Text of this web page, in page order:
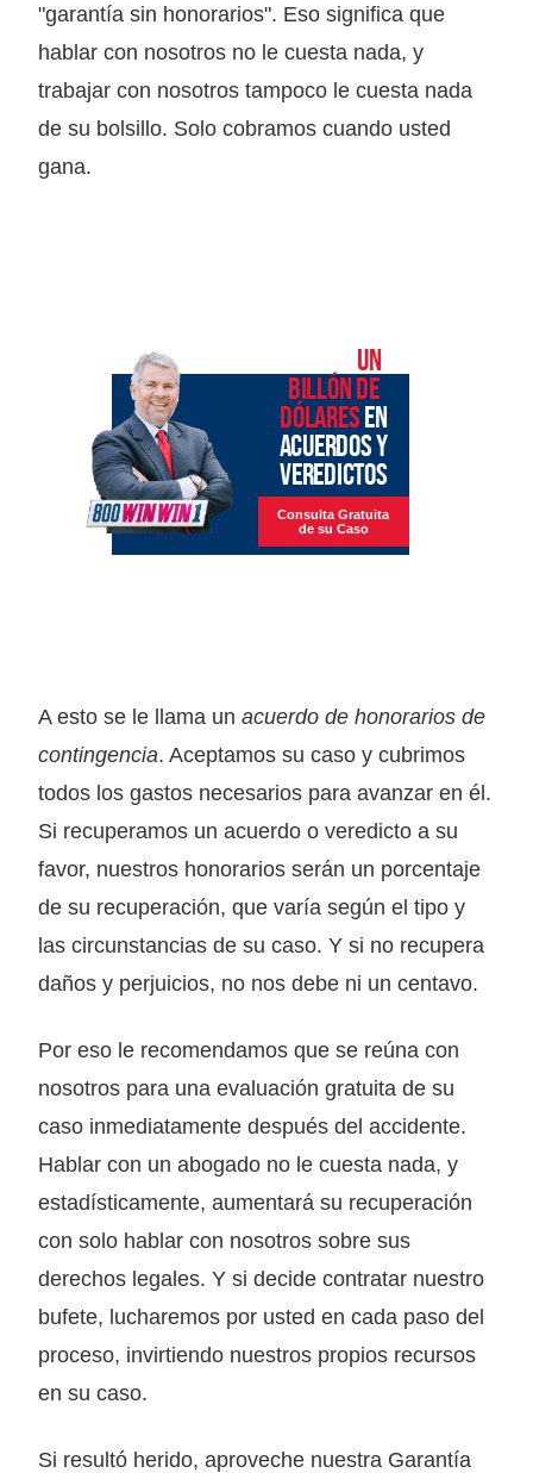
"garantía sin honorarios". Eso significa que
hablar con nosotros no le cuesta nada, y
trabajar con nosotros tampoco le cuesta nada
de su bolsillo. Solo cobramos cuando usted
gana.
UN
BILLÓN DE
DÓLARESEN
ACUERDOS Y
VEREDICTOS
Consulta Gratuita
de su Caso
A esto se le llama un acuerdo de honorarios de
contingencia. Aceptamos su caso y cubrimos
todos los gastos necesarios para avanzar en él.
Si recuperamos un acuerdo o veredicto a su
favor, nuestros honorarios serán un porcentaje
de su recuperación, que varía según el tipo y
las circunstancias de su caso. Y si no recupera
daños y perjuicios, no nos debe ni un centavo.
Por eso le recomendamos que se reúna con
nosotros para una evaluación gratuita de su
caso inmediatamente después del accidente.
Hablar con un abogado no le cuesta nada, y
estadísticamente, aumentará su recuperación
con solo hablar con nosotros sobre sus
derechos legales. Y si decide contratar nuestro
bufete, lucharemos por usted en cada paso del
proceso, invirtiendo nuestros propios recursos
en su caso.
Si resultó herido, aproveche nuestra Garantía